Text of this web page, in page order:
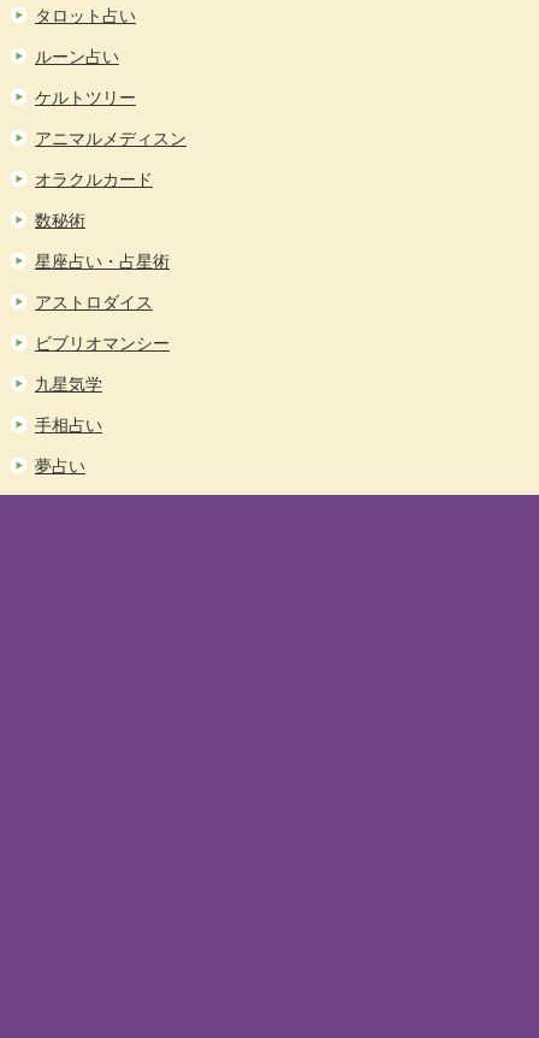
タロット占い
ルーン占い
ケルトツリー
アニマルメディスン
オラクルカード
数秘術
星座占い・占星術
アストロダイス
ビブリオマンシー
九星気学
手相占い
夢占い